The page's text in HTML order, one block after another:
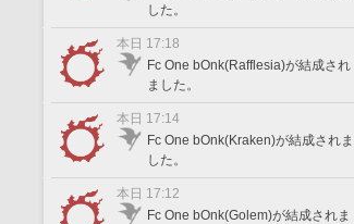
した。
本日 17:18
Fc One bOnk(Rafflesia)が結成され
ました。
本日 17:14
Fc One bOnk(Kraken)が結成されま
した。
本日 17:12
Fc One bOnk(Golem)が結成されま